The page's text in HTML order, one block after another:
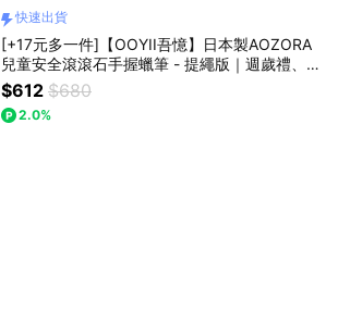
快速出貨
[+17元多一件]【OOYII吾憶】日本製AOZORA
兒童安全滾滾石手握蠟筆 - 提繩版｜週歲禮、生
日禮物、兒童節禮物｜【快速出貨】
$612 $680
2.0%